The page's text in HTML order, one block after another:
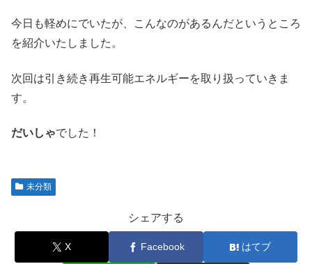
今日も軽めにでいたが、こんなのがあるんだというところ
を紹介いたしました。
次回は引き続き再生可能エネルギーを取り扱っていきま
す。
だいしゃでした！
未分類
シェアする
X Facebook はてブ